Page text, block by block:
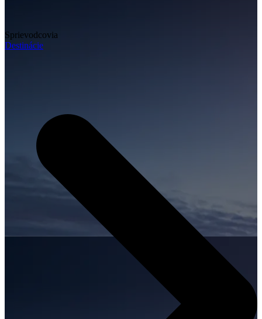
Sprievodcovia
Destinácie